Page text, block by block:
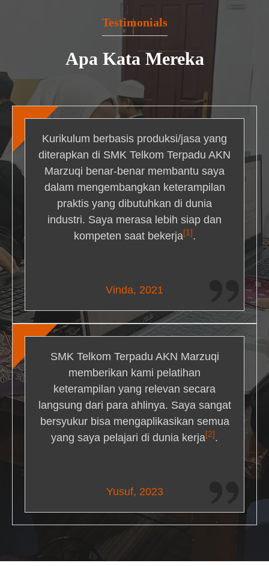
Testimonials
Apa Kata Mereka
Kurikulum berbasis produksi/jasa yang
diterapkan di SMK Telkom Terpadu AKN
Marzuqi benar-benar membantu saya
dalam mengembangkan keterampilan
praktis yang dibutuhkan di dunia
industri. Saya merasa lebih siap dan
kompeten saat bekerja[1] .
Vinda, 2021
SMK Telkom Terpadu AKN Marzuqi
memberikan kami pelatihan
keterampilan yang relevan secara
langsung dari para ahlinya. Saya sangat
bersyukur bisa mengaplikasikan semua
yang saya pelajari di dunia kerja[2] .
Yusuf, 2023